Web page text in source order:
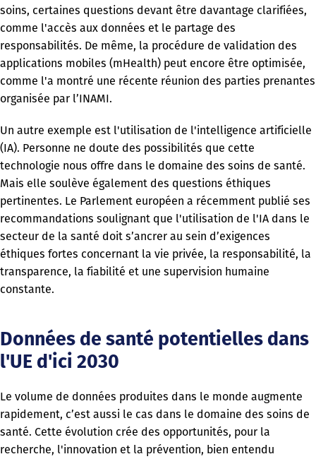
soins, certaines questions devant être davantage clarifiées,
comme l'accès aux données et le partage des
responsabilités. De même, la procédure de validation des
applications mobiles (mHealth) peut encore être optimisée,
comme l'a montré une récente réunion des parties prenantes
organisée par l’INAMI.
Un autre exemple est l'utilisation de l'intelligence artificielle
(IA). Personne ne doute des possibilités que cette
technologie nous offre dans le domaine des soins de santé.
Mais elle soulève également des questions éthiques
pertinentes. Le Parlement européen a récemment publié ses
recommandations soulignant que l'utilisation de l'IA dans le
secteur de la santé doit s’ancrer au sein d’exigences
éthiques fortes concernant la vie privée, la responsabilité, la
transparence, la fiabilité et une supervision humaine
constante.
Données de santé potentielles dans
l'UE d'ici 2030
Le volume de données produites dans le monde augmente
rapidement, c’est aussi le cas dans le domaine des soins de
santé. Cette évolution crée des opportunités, pour la
recherche, l'innovation et la prévention, bien entendu